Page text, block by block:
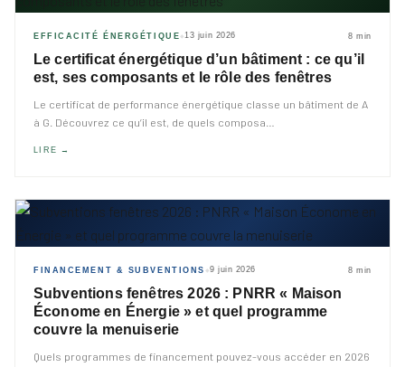
EFFICACITÉ ÉNERGÉTIQUE ◆13 juin 2026 8 min
Le certificat énergétique d’un bâtiment : ce qu’il
est, ses composants et le rôle des fenêtres
Le certificat de performance énergétique classe un bâtiment de A
à G. Découvrez ce qu’il est, de quels composa
LIRE →
FINANCEMENT & SUBVENTIONS ◆9 juin 2026 8 min
Subventions fenêtres 2026 : PNRR « Maison
Économe en Énergie » et quel programme
couvre la menuiserie
Quels programmes de financement pouvez-vous accéder en 2026